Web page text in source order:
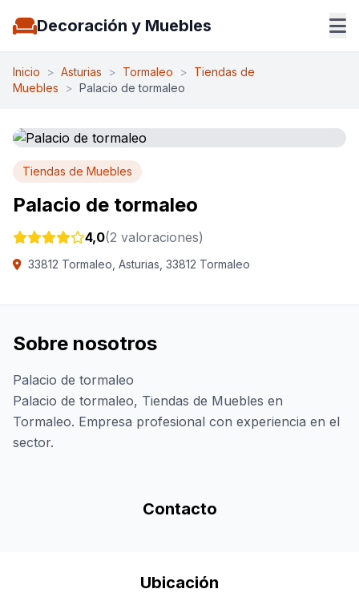
Decoración y Muebles
Inicio > Asturias > Tormaleo > Tiendas de
Muebles
> Palacio de tormaleo
Tiendas de Muebles
Palacio de tormaleo
4,0(2 valoraciones)
33812 Tormaleo, Asturias, 33812 Tormaleo
Sobre nosotros
Palacio de tormaleo
Palacio de tormaleo, Tiendas de Muebles en
Tormaleo. Empresa profesional con experiencia en el
sector.
Contacto
Ubicación